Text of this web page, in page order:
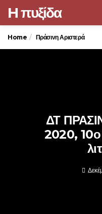
H πυξίδα
Home Πράσινη Αριστερά
ΔΤ
2020, 10ο